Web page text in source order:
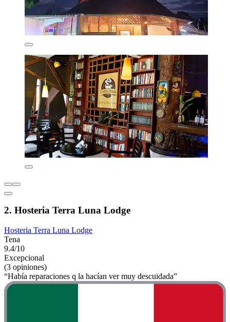
2. Hosteria Terra Luna Lodge
Hosteria Terra Luna Lodge
Tena
9.4/10
Excepcional
(3 opiniones)
“Había reparaciones q la hacían ver muy descuidada”